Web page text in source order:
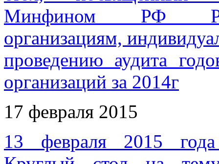
Минфином РФ
организациям,
проведению аудита
организаций за 2014г
17 февраля 2015
13 февраля 2015 года